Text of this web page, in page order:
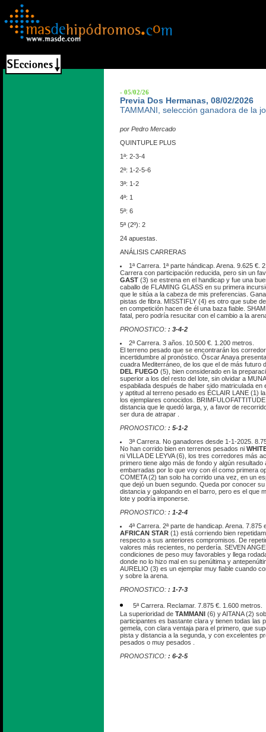
- 05/02/26
Previa Dos Hermanas, 08/02/2026
TAMMANI, selección ganadora de la
por Pedro Mercado
QUINTUPLE PLUS
1ª: 2-3-4
2ª: 1-2-5-6
3ª: 1-2
4ª: 1
5ª: 6
5ª (2º): 2
24 apuestas.
ANÁLISIS CARRERAS
1ª Carrera. 1ª parte hándicap. Arena. 9.625 €.
Carrera con participación reducida, pero sin un
GAST (3) se estrena en el handicap y fue una
caballo de FLAMING GLASS en su primera
que le sitúa a la cabeza de mis preferencias.
pistas de fibra. MISSTIFLY (4) es otro que sube
en competición hacen de él una baza fiable.
fatal, pero podría resucitar con el cambio a la
PRONOSTICO: : 3-4-2
2ª Carrera. 3 años. 10.500 €. 1.200 metros.
El terreno pesado que se encontrarán los
incertidumbre al pronóstico. Óscar Anaya
cuadra Mediterráneo, de los que el de más futuro
DEL FUEGO (5), bien considerado en la
superior a los del resto del lote, sin olvidar a
espabilada después de haber sido matriculada en
y aptitud al terreno pesado es ÉCLAIR LANE (1)
los ejemplares conocidos.
distancia que le quedó larga, y, a favor de
ser dura de atrapar .
PRONOSTICO: : 5-1-2
3ª Carrera. No ganadores desde 1-1-2025.
No han corrido bien en terrenos pesados ni
ni VILLA DE LEYVA (6), los tres corredores más
primero tiene algo más de fondo y algún resultado
embarradas por lo que voy con él como primera
COMETA (2) tan solo ha corrido una vez, en un
que dejó un buen segundo. Queda por conocer
distancia y galopando en el barro, pero es el que
lote y podría imponerse.
PRONOSTICO: : 1-2-4
4ª Carrera. 2ª parte de handicap. Arena. 7.875
AFRICAN STAR (1) está corriendo bien
respecto a sus anteriores compromisos. De
valores más recientes, no perdería. SEVEN
condiciones de peso muy favorables y llega
donde no lo hizo mal en su penúltima y
AURELIO (3) es un ejemplar muy fiable cuando
y sobre la arena.
PRONOSTICO: : 1-7-3
5ª Carrera. Reclamar. 7.875 €. 1.600 metros.
La superioridad de TAMMANI (6) y AITANA (2)
participantes es bastante clara y tienen todas las
gemela, con clara ventaja para el primero, que
pista y distancia a la segunda, y con excelentes
pesados o muy pesados .
PRONOSTICO: : 6-2-5